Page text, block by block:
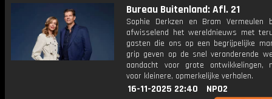
Bureau Buitenland: Afl. 21
Sophie Derkzen en Bram Vermeulen
afwisselend het wereldnieuws met
gasten die ons op een begrijpelijke
grip geven op de snel veranderende
aandacht voor grote ontwikkelingen,
voor kleinere, opmerkelijke verhalen.
16-11-2025 22:40
NPO2